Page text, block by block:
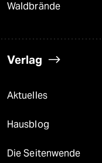
Waldbrände
Verlag
Aktuelles
Hausblog
Die Seitenwende